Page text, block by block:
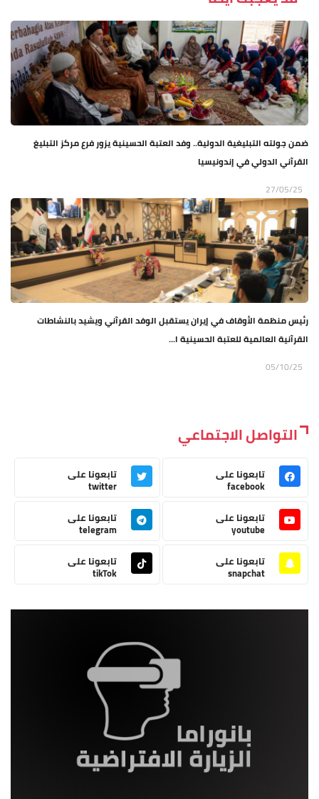
ضمن جولته التبليغية الدولية.. وفد العتبة الحسينية يزور فرع مركز التبليغ
القرآني الدولي في إندونيسيا
27/05/25
رئيس منظمة الأوقاف في إيران يستقبل الوفد القرآني ويشيد بالنشاطات
القرآنية العالمية للعتبة الحسينية ا...
05/10/25
التواصل الاجتماعي
تابعونا على
facebook
تابعونا على
twitter
تابعونا على
youtube
تابعونا على
telegram
تابعونا على
snapchat
تابعونا على
tikTok